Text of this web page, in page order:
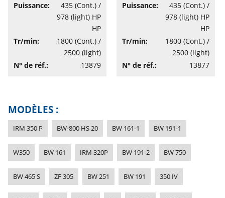
Puissance:
435 (Cont.) /
978 (light) HP
HP
Tr/min:
1800 (Cont.) /
2500 (light)
N° de réf.:
13879
Puissance:
435 (Cont.) /
978 (light) HP
HP
Tr/min:
1800 (Cont.) /
2500 (light)
N° de réf.:
13877
MODÈLES :
IRM 350 P BW-800 HS 20 BW 161-1 BW 191-1
W350 BW 161 IRM 320P BW 191-2 BW 750
BW 465 S ZF 305 BW 251 BW 191 350 IV